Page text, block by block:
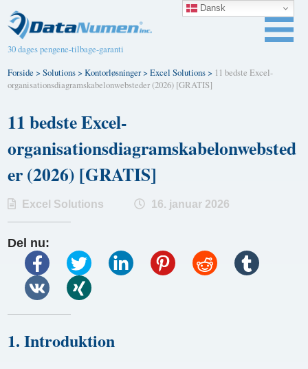
30 dages pengene-tilbage-garanti
Forside >Solutions>Kontorløsninger>Excel Solutions> 11 bedste Excel-
organisationsdiagramskabelonwebsteder (2026) [GRATIS]
11 bedste Excel-
organisationsdiagramskabelonwebsted
er (2026) [GRATIS]
Excel Solutions 16. januar 2026
Del nu:
1. Introduktion
Dansk